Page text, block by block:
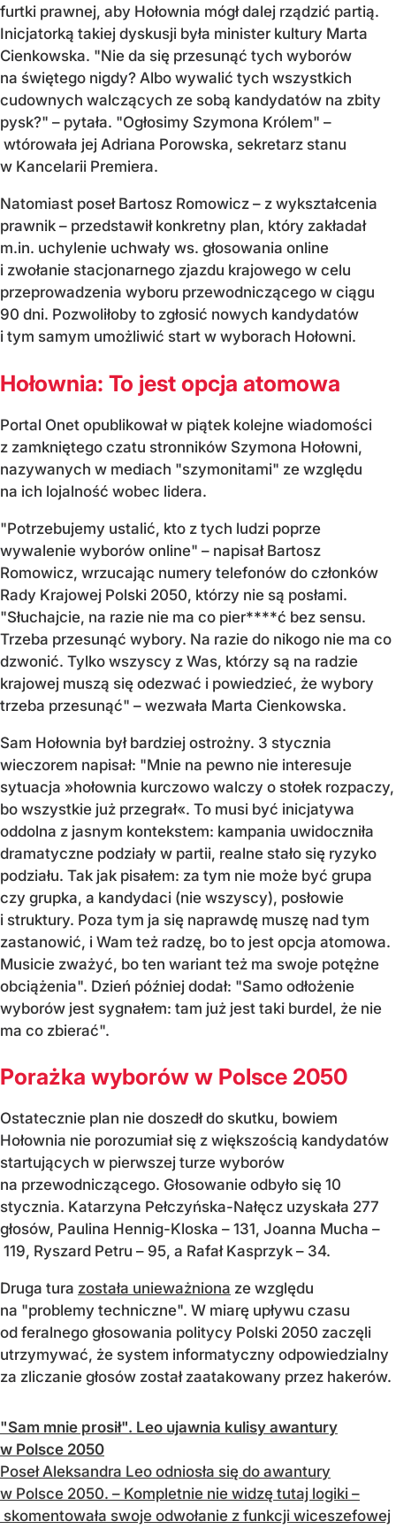
furtki prawnej, aby Hołownia mógł dalej rządzić partią.
Inicjatorką takiej dyskusji była minister kultury Marta
Cienkowska. "Nie da się przesunąć tych wyborów
na świętego nigdy? Albo wywalić tych wszystkich
cudownych walczących ze sobą kandydatów na zbity
pysk?" – pytała. "Ogłosimy Szymona Królem" –
wtórowała jej Adriana Porowska, sekretarz stanu
w Kancelarii Premiera.
Natomiast poseł Bartosz Romowicz – z wykształcenia
prawnik – przedstawił konkretny plan, który zakładał
m.in. uchylenie uchwały ws. głosowania online
i zwołanie stacjonarnego zjazdu krajowego w celu
przeprowadzenia wyboru przewodniczącego w ciągu
90 dni. Pozwoliłoby to zgłosić nowych kandydatów
i tym samym umożliwić start w wyborach Hołowni.
Hołownia: To jest opcja atomowa
Portal Onet opublikował w piątek kolejne wiadomości
z zamkniętego czatu stronników Szymona Hołowni,
nazywanych w mediach "szymonitami" ze względu
na ich lojalność wobec lidera.
"Potrzebujemy ustalić, kto z tych ludzi poprze
wywalenie wyborów online" – napisał Bartosz
Romowicz, wrzucając numery telefonów do członków
Rady Krajowej Polski 2050, którzy nie są posłami.
"Słuchajcie, na razie nie ma co pier****ć bez sensu.
Trzeba przesunąć wybory. Na razie do nikogo nie ma co
dzwonić. Tylko wszyscy z Was, którzy są na radzie
krajowej muszą się odezwać i powiedzieć, że wybory
trzeba przesunąć" – wezwała Marta Cienkowska.
Sam Hołownia był bardziej ostrożny. 3 stycznia
wieczorem napisał: "Mnie na pewno nie interesuje
sytuacja »hołownia kurczowo walczy o stołek rozpaczy,
bo wszystkie już przegrał«. To musi być inicjatywa
oddolna z jasnym kontekstem: kampania uwidoczniła
dramatyczne podziały w partii, realne stało się ryzyko
podziału. Tak jak pisałem: za tym nie może być grupa
czy grupka, a kandydaci (nie wszyscy), posłowie
i struktury. Poza tym ja się naprawdę muszę nad tym
zastanowić, i Wam też radzę, bo to jest opcja atomowa.
Musicie zważyć, bo ten wariant też ma swoje potężne
obciążenia". Dzień później dodał: "Samo odłożenie
wyborów jest sygnałem: tam już jest taki burdel, że nie
ma co zbierać".
Porażka wyborów w Polsce 2050
Ostatecznie plan nie doszedł do skutku, bowiem
Hołownia nie porozumiał się z większością kandydatów
startujących w pierwszej turze wyborów
na przewodniczącego. Głosowanie odbyło się 10
stycznia. Katarzyna Pełczyńska-Nałęcz uzyskała 277
głosów, Paulina Hennig-Kloska – 131, Joanna Mucha –
119, Ryszard Petru – 95, a Rafał Kasprzyk – 34.
Druga tura została unieważniona ze względu
na "problemy techniczne". W miarę upływu czasu
od feralnego głosowania politycy Polski 2050 zaczęli
utrzymywać, że system informatyczny odpowiedzialny
za zliczanie głosów został zaatakowany przez hakerów.
"Sam mnie prosił". Leo ujawnia kulisy awantury
w Polsce 2050
Poseł Aleksandra Leo odniosła się do awantury
w Polsce 2050. – Kompletnie nie widzę tutaj logiki –
skomentowała swoje odwołanie z funkcji wiceszefowej